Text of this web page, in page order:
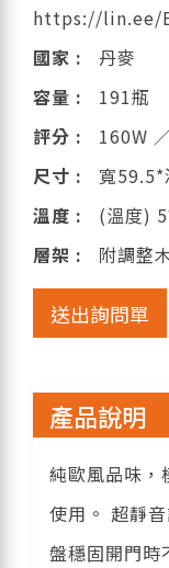
https://lin.ee/
國家 :
丹麥
容量 :
191瓶
評分 :
160W
尺寸 :
寬
溫度 :
(溫度)
層架 :
附調整
送出詢問單
產品說明
純歐風品味，
使用。 超靜
盤穩固開門時